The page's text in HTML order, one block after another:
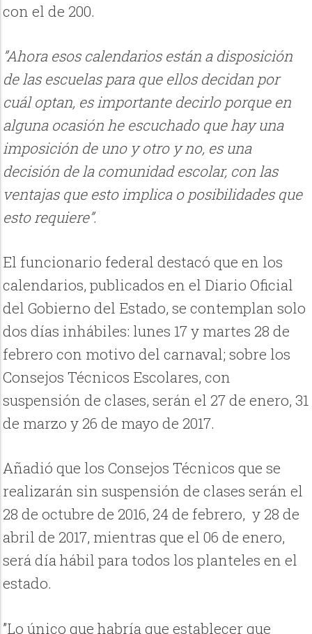
con el de 200.
”Ahora esos calendarios están a disposición
de las escuelas para que ellos decidan por
cuál optan, es importante decirlo porque en
alguna ocasión he escuchado que hay una
imposición de uno y otro y no, es una
decisión de la comunidad escolar, con las
ventajas que esto implica o posibilidades que
esto requiere”.
El funcionario federal destacó que en los
calendarios, publicados en el Diario Oficial
del Gobierno del Estado, se contemplan solo
dos días inhábiles: lunes 17 y martes 28 de
febrero con motivo del carnaval; sobre los
Consejos Técnicos Escolares, con
suspensión de clases, serán el 27 de enero, 31
de marzo y 26 de mayo de 2017.
Añadió que los Consejos Técnicos que se
realizarán sin suspensión de clases serán el
28 de octubre de 2016, 24 de febrero, y 28 de
abril de 2017, mientras que el 06 de enero,
será día hábil para todos los planteles en el
estado.
”Lo único que habría que establecer que